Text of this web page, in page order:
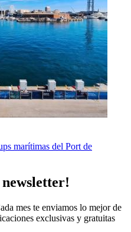
marítimas del Port de
newsletter!
mes te enviamos lo mejor de
exclusivas y gratuitas